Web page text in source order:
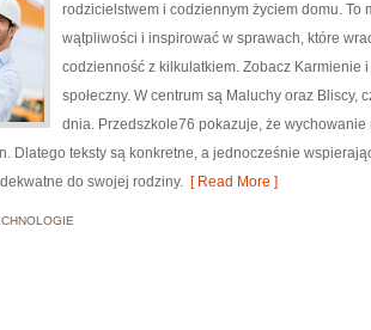
rodzicielstwem i codziennym życiem domu. To
wątpliwości i inspirować w sprawach, które
codzienność z kilkulatkiem. Zobacz Karmienie
społeczny. W centrum są Maluchy oraz
dnia. Przedszkole76 pokazuje, że wychowanie
Dlatego teksty są konkretne, a jednocześnie
do swojej rodziny. [ Read More ]